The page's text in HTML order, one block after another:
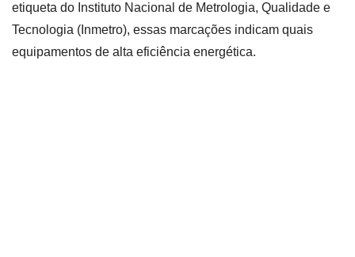
etiqueta do Instituto Nacional de Metrologia, Qualidade e
Tecnologia (Inmetro), essas marcações indicam quais
equipamentos de alta eficiência energética.